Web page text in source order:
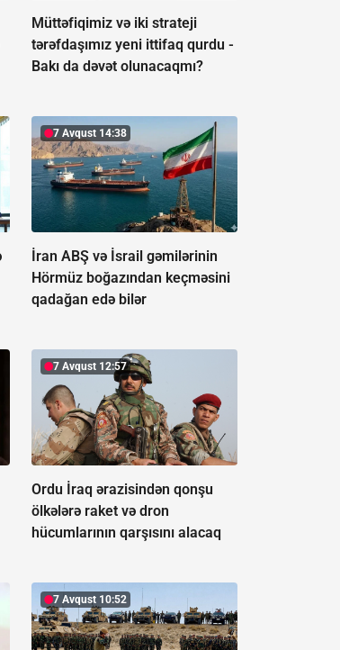
Müttəfiqimiz və iki strateji
tərəfdaşımız yeni ittifaq qurdu -
Bakı da dəvət olunacaqmı?
7 Avqust 14:38
İran ABŞ və İsrail gəmilərinin
Hörmüz boğazından keçməsini
qadağan edə bilər
7 Avqust 12:57
Ordu İraq ərazisindən qonşu
ölkələrə raket və dron
hücumlarının qarşısını alacaq
7 Avqust 10:52